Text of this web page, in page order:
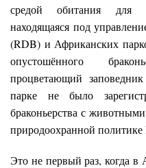
средой обитания для
находящаяся под
(RDB) и Африканских
опустошённого
процветающий
парке не было
браконьерства с
природоохранной
Это не первый раз, когда в